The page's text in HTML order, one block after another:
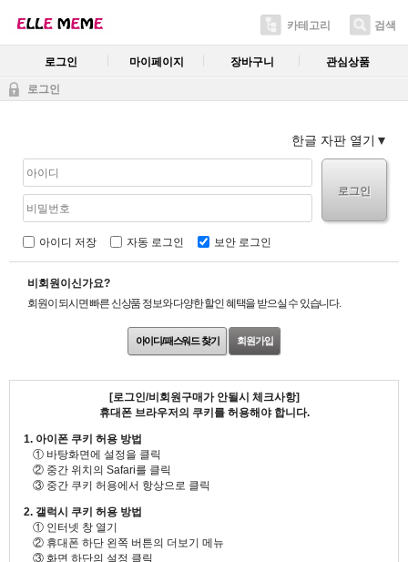
카테고리 검색
로그인 마이페이지 장바구니 관심상품
로그인
한글 자판 열기
로그인
아이디 저장 자동 로그인 보안 로그인
비회원이신가요?
회원이 되시면 빠른 신상품 정보와 다양한 할인 혜택을 받으실 수 있습니다.
아이디/패스워드 찾기 회원가입
[로그인/비회원구매가 안될시 체크사항]
휴대폰 브라우저의 쿠키를 허용해야 합니다.
1. 아이폰 쿠키 허용 방법
① 바탕화면에 설정을 클릭
② 중간 위치의 Safari를 클릭
③ 중간 쿠키 허용에서 항상으로 클릭
2. 갤럭시 쿠키 허용 방법
① 인터넷 창 열기
② 휴대폰 하단 왼쪽 버튼의 더보기 메뉴
③ 화면 하단의 설정 클릭